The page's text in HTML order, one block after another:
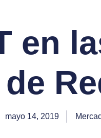
en
mayo 14, 2019